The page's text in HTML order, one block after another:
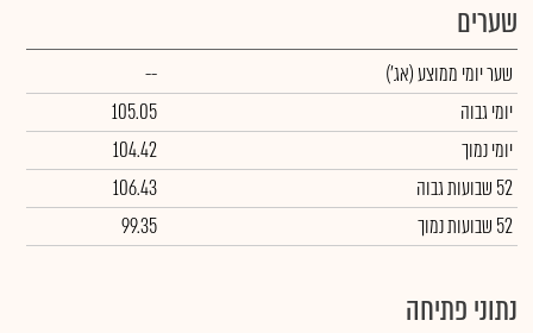
שערים
שער יומי ממוצע(אג')
--
יומי גבוה
105.05
יומי נמוך
104.42
52 שבועות גבוה
106.43
52 שבועות נמוך
99.35
נתוני פתיחה